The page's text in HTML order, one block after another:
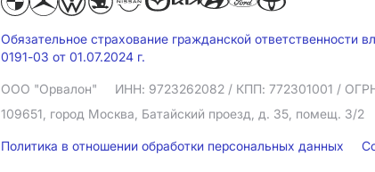
Обязательное страхование гражданской
0191-03 от 01.07.2024 г.
ООО "Орвалон" ИНН: 9723262082 / КПП: 772301001 /
109651, город Москва, Батайский проезд, д. 35, помещ. 3/2
Политика в отношении обработки персональных данных